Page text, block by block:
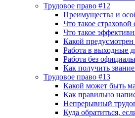
Трудовое право #12
Преимущества и
Что такое
Что такое
Какой
Работа в выходные
Работа без
Как получить
Трудовое право #13
Какой может быть
Как правильно
Непрерывный
Куда обратиться,